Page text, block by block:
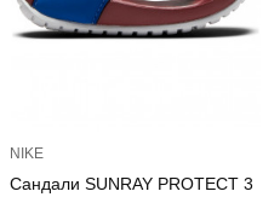
NIKE
Сандали SUNRAY PROTECT 3